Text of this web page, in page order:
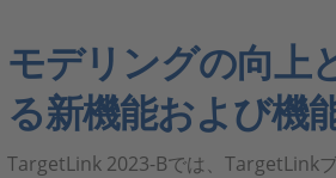
モデリングの向上
る新機能および機
TargetLink 2023-Bでは、TargetLink